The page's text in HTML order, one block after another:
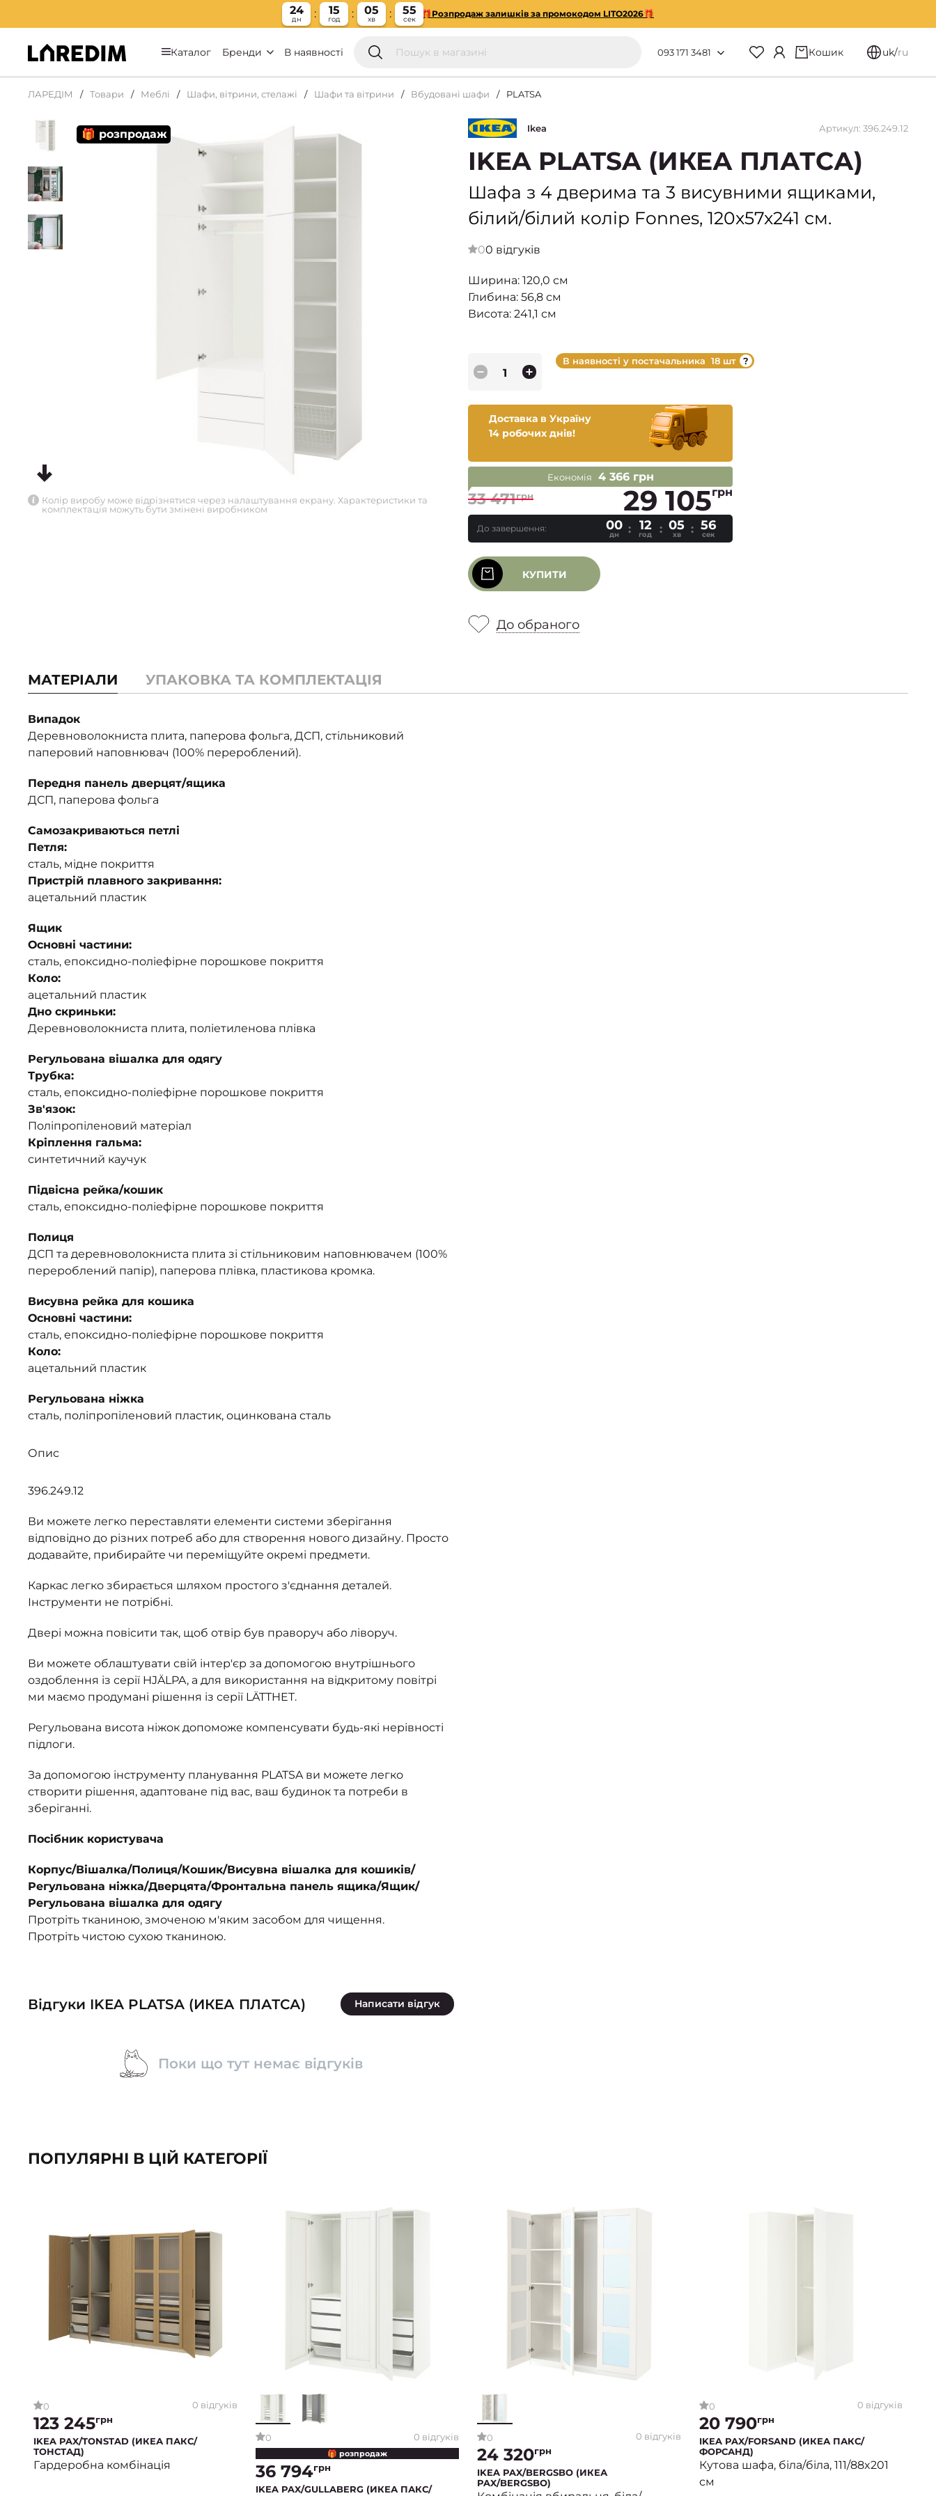
24
дн
15
год
05
хв
54
сек
🎁Розпродаж залишків за промокодом LITO2026🎁
Каталог Бренди В наявності 093 171 3481 Кошик uk/ru
ЛАРЕДІМ Товари Меблі Шафи, вітрини, стелажі Шафи та вітрини Вбудовані шафи PLATSA
🎁 розпродаж
Колір виробу може відрізнятися через налаштування екрану. Характеристики та
комплектація можуть бути змінені виробником
Ikea Артикул: 396.249.12
IKEA PLATSA (ИКЕА ПЛАТСА)
Шафа з 4 дверима та 3 висувними ящиками,
білий/білий колір Fonnes, 120x57x241 см.
00 відгуків
Ширина: 120,0 см
Глибина: 56,8 см
Висота: 241,1 см
В наявності у постачальника 18 шт
Доставка в Україну
14 робочих днів!
Економія 4 366 грн
33 471грн 29 105грн
До завершення: 00
дн
12
год
05
хв
55
сек
КУПИТИ
До обраного
МАТЕРІАЛИ УПАКОВКА ТА КОМПЛЕКТАЦІЯ
Випадок
Деревноволокниста плита, паперова фольга, ДСП, стільниковий
паперовий наповнювач (100% перероблений).
Передня панель дверцят/ящика
ДСП, паперова фольга
Самозакриваються петлі
Петля:
сталь, мідне покриття
Пристрій плавного закривання:
ацетальний пластик
Ящик
Основні частини:
сталь, епоксидно-поліефірне порошкове покриття
Коло:
ацетальний пластик
Дно скриньки:
Деревноволокниста плита, поліетиленова плівка
Регульована вішалка для одягу
Трубка:
сталь, епоксидно-поліефірне порошкове покриття
Зв'язок:
Поліпропіленовий матеріал
Кріплення гальма:
синтетичний каучук
Підвісна рейка/кошик
сталь, епоксидно-поліефірне порошкове покриття
Полиця
ДСП та деревноволокниста плита зі стільниковим наповнювачем (100%
перероблений папір), паперова плівка, пластикова кромка.
Висувна рейка для кошика
Основні частини:
сталь, епоксидно-поліефірне порошкове покриття
Коло:
ацетальний пластик
Регульована ніжка
сталь, поліпропіленовий пластик, оцинкована сталь
Опис
396.249.12
Ви можете легко переставляти елементи системи зберігання
відповідно до різних потреб або для створення нового дизайну. Просто
додавайте, прибирайте чи переміщуйте окремі предмети.
Каркас легко збирається шляхом простого з'єднання деталей.
Інструменти не потрібні.
Двері можна повісити так, щоб отвір був праворуч або ліворуч.
Ви можете облаштувати свій інтер'єр за допомогою внутрішнього
оздоблення із серії HJÄLPA, а для використання на відкритому повітрі
ми маємо продумані рішення із серії LÄTTHET.
Регульована висота ніжок допоможе компенсувати будь-які нерівності
підлоги.
За допомогою інструменту планування PLATSA ви можете легко
створити рішення, адаптоване під вас, ваш будинок та потреби в
зберіганні.
Посібник користувача
Корпус/Вішалка/Полиця/Кошик/Висувна вішалка для кошиків/
Регульована ніжка/Дверцята/Фронтальна панель ящика/Ящик/
Регульована вішалка для одягу
Протріть тканиною, змоченою м'яким засобом для чищення.
Протріть чистою сухою тканиною.
Відгуки IKEA PLATSA (ИКЕА ПЛАТСА) Написати відгук
Поки що тут немає відгуків
ПОПУЛЯРНІ В ЦІЙ КАТЕГОРІЇ
0 0 відгуків
123 245грн
IKEA PAX/TONSTAD (ИКЕА ПАКС/
ТОНСТАД)
Гардеробна комбінація
0 0 відгуків
🎁 розпродаж
36 794грн
IKEA PAX/GULLABERG (ИКЕА ПАКС/
0 0 відгуків
24 320грн
IKEA PAX/BERGSBO (ИКЕА
PAX/BERGSBO)
0 0 відгуків
20 790грн
IKEA PAX/FORSAND (ИКЕА ПАКС/
ФОРСАНД)
Кутова шафа, біла/біла, 111/88x201
см